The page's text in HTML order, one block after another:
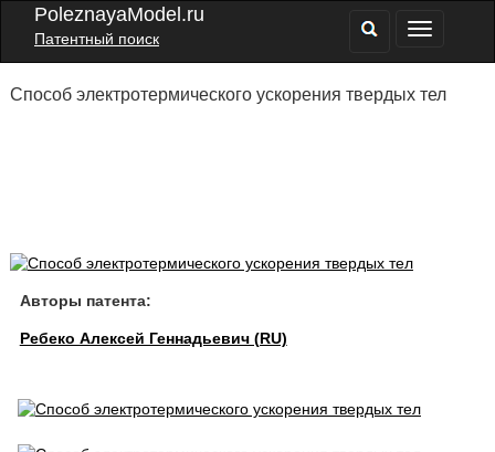
PoleznayaModel.ru
Патентный поиск
Способ электротермического ускорения твердых тел
Авторы патента:
Ребеко Алексей Геннадьевич (RU)